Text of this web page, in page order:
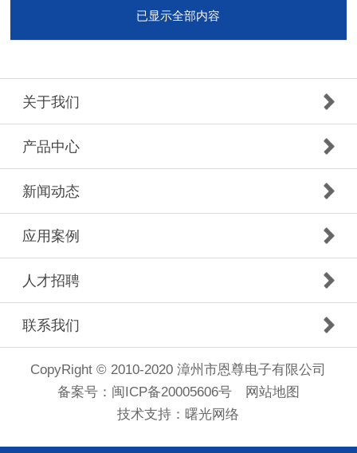
已显示全部内容
关于我们
产品中心
新闻动态
应用案例
人才招聘
联系我们
CopyRight © 2010-2020 漳州市恩尊电子有限公司
备案号： 闽ICP备20005606号
网站地图
技术支持： 曙光网络